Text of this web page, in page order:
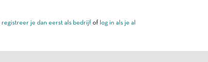
registreer je dan eerst als bedrijfof log in als je al